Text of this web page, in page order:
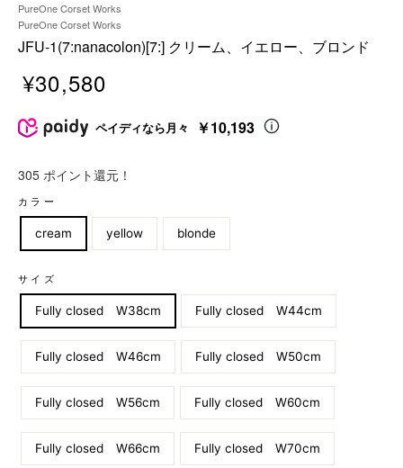
PureOne Corset Works
PureOne Corset Works
JFU-1(7:nanacolon)[7:] クリーム、イエロー、ブロンド
売
格
価
格
¥30,580
ペイディなら月々 ￥10,193
305 ポイント還元！
カラー
cream yellow blonde
サイズ
Fully closed W38cm Fully closed W44cm
Fully closed W46cm Fully closed W50cm
Fully closed W56cm Fully closed W60cm
Fully closed W66cm Fully closed W70cm